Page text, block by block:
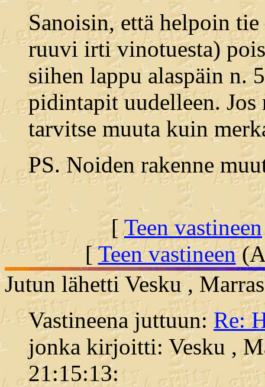
Sanoisin, että helpoin
ruuvi irti vinotuesta)
siihen lappu alaspäin n.
pidintapit uudelleen.
tarvitse muuta kuin
PS. Noiden rakenne
[Teen vastineen
[Teen vastineen
Jutun lähetti Vesku ,
Vastineena juttuun: Re:
jonka kirjoitti: Vesku ,
21:15:13: